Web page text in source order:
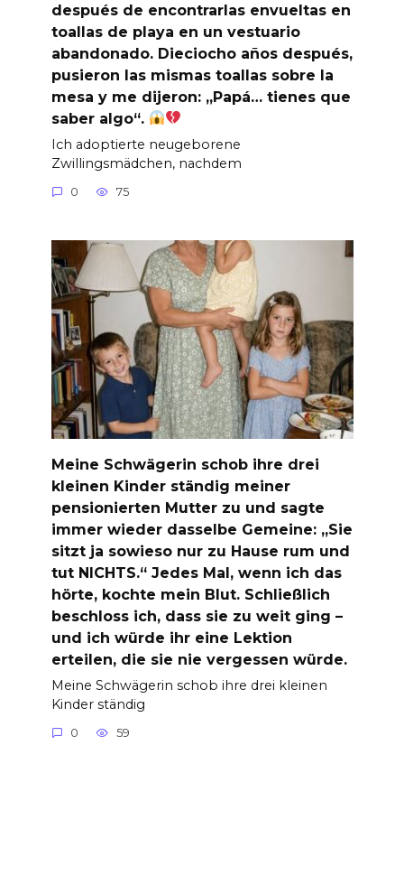
después de encontrarlas envueltas en
toallas de playa en un vestuario
abandonado. Dieciocho años después,
pusieron las mismas toallas sobre la
mesa y me dijeron: „Papá… tienes que
saber algo“.
Ich adoptierte neugeborene
Zwillingsmädchen, nachdem
0 75
Meine Schwägerin schob ihre drei
kleinen Kinder ständig meiner
pensionierten Mutter zu und sagte
immer wieder dasselbe Gemeine: „Sie
sitzt ja sowieso nur zu Hause rum und
tut NICHTS.“ Jedes Mal, wenn ich das
hörte, kochte mein Blut. Schließlich
beschloss ich, dass sie zu weit ging –
und ich würde ihr eine Lektion
erteilen, die sie nie vergessen würde.
Meine Schwägerin schob ihre drei kleinen
Kinder ständig
0 59